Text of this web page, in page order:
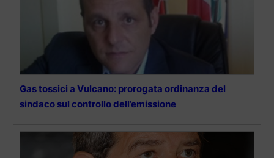
Gas tossici a Vulcano: prorogata ordinanza del
sindaco sul controllo dell’emissione